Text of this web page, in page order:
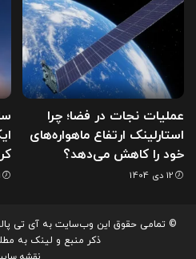
عملیات نجات در فضا؛ چرا
استارلینک ارتفاع ماهواره‌های
خود را کاهش می‌دهد؟
12 دی 1404
© تمامی حقوق این وب‌سایت به آی تی
ذکر منبع و لینک به
نقشه